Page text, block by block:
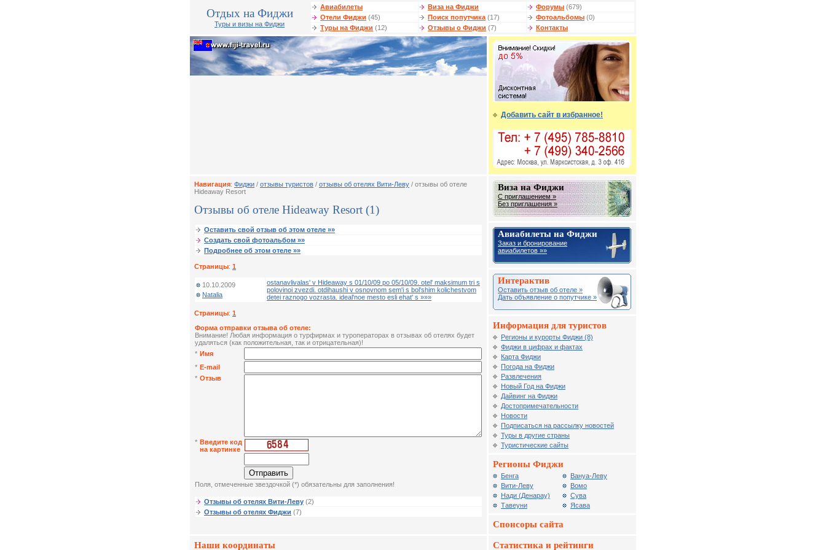
Отдых на Фиджи
Туры и визы на Фиджи
Авиабилеты Виза на Фиджи Форумы (679)
Отели Фиджи (45) Поиск попутчика (17) Фотоальбомы (0)
Туры на Фиджи (12) Отзывы о Фиджи (7) Контакты
Добавить сайт в избранное!
Навигация: Фиджи / отзывы туристов / отзывы об отелях Вити-Леву / отзывы об отеле
Hideaway Resort
Отзывы об отеле Hideaway Resort (1)
Оставить свой отзыв об этом отеле »»
Создать свой фотоальбом »»
Подробнее об этом отеле »»
Страницы: 1
10.10.2009
Natalia
ostanavlivalas' v Hideaway s 01/10/09 po 05/10/09. otel' maksimum tri s
polovinoi zvezdi. otdihaushi v osnovnom sem'i s bol'shim kolichestvom
detei raznogo vozrasta. ideal'noe mesto esli ehat' s »»»
Страницы: 1
Форма отправки отзыва об отеле:
Внимание! Любая информация о турфирмах и туроператорах в отзывах об отелях будет
удаляться (как положительная, так и отрицательная)!
* Имя
* E-mail
* Отзыв
* Введите код
на картинке
Поля, отмеченные звездочкой (*) обязательны для заполнения!
Отзывы об отелях Вити-Леву (2)
Отзывы об отелях Фиджи (7)
Виза на Фиджи
С приглашением »
Без приглашения »
Авиабилеты на Фиджи
Заказ и бронирование
авиабилетов »»
Интерактив
Оставить отзыв об отеле »
Дать объявление о попутчике »
Информация для туристов
Регионы и курорты Фиджи (8)
Фиджи в цифрах и фактах
Карта Фиджи
Погода на Фиджи
Развлечения
Новый Год на Фиджи
Дайвинг на Фиджи
Достопримечательности
Новости
Подписаться на рассылку новостей
Туры в другие страны
Туристические сайты
Регионы Фиджи
Бенга
Вити-Леву
Нади (Денарау)
Тавеуни
Вануa-Леву
Вомо
Сува
Ясава
Спонсоры сайта
Наши координаты Статистика и рейтинги